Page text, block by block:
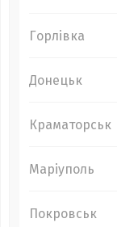
Горлівка
Донецьк
Краматорськ
Маріуполь
Покровськ